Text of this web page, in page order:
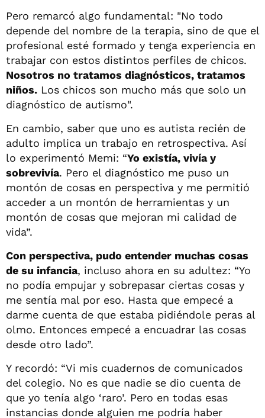
Pero remarcó algo fundamental: "No todo
depende del nombre de la terapia, sino de que el
profesional esté formado y tenga experiencia en
trabajar con estos distintos perfiles de chicos.
Nosotros no tratamos diagnósticos, tratamos
niños. Los chicos son mucho más que solo un
diagnóstico de autismo".
En cambio, saber que uno es autista recién de
adulto implica un trabajo en retrospectiva. Así
lo experimentó Memi: “Yo existía, vivía y
sobrevivía. Pero el diagnóstico me puso un
montón de cosas en perspectiva y me permitió
acceder a un montón de herramientas y un
montón de cosas que mejoran mi calidad de
vida”.
Con perspectiva, pudo entender muchas cosas
de su infancia, incluso ahora en su adultez: “Yo
no podía empujar y sobrepasar ciertas cosas y
me sentía mal por eso. Hasta que empecé a
darme cuenta de que estaba pidiéndole peras al
olmo. Entonces empecé a encuadrar las cosas
desde otro lado”.
Y recordó: “Vi mis cuadernos de comunicados
del colegio. No es que nadie se dio cuenta de
que yo tenía algo ‘raro’. Pero en todas esas
instancias donde alguien me podría haber